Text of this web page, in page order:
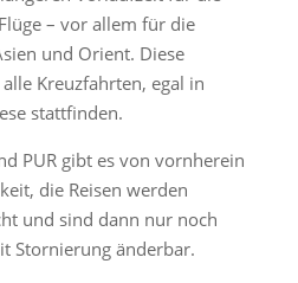
– vor allem für die
und Orient. Diese
Kreuzfahrten, egal in
stattfinden.
PUR gibt es von vornherein
die Reisen werden
und sind dann nur noch
Stornierung änderbar.